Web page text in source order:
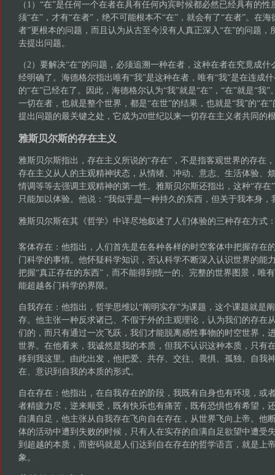
（1）“在”是任何一个在者在具有任何内宾时候都必然已经具有的
须“在”，才有“在者”，绝不可能根本不“在”，就会有了“在者”。在
者”更根本的问题，而且认为从古至今没有人真正深入“在”的问题，
去提出问题。
（2）要解决“在”的问题，必须追溯一种在者，这种在者在究竟成
经明确了。海德格尔指出唯有“我”是这种在者，唯有“我”是在连成
的“在”已经在了。因此，海德格尔认为“我”就是“在”，“在”就是“我”
一切在者，也就是整个世界，都是“在世”的结果，也就是“我”的“在
提出问题的最关键之处，它成为20世纪以来一切存在主义者共同的
雅斯贝尔斯的存在主义
雅斯贝尔斯指出，存在主义所说的“存在”，不是指客观世界的存在
存在主义从人的主观精神状态，从情绪、冲动、意志、生活体验、
情调等等去强调主观精神的第一性。雅斯贝尔斯还指出，这种“存在
只能加以体验。他说：“我似乎是一种持久的东西，但关于我本身，
雅斯贝尔斯在其《哲学》中详尽地叙述了人们体验的三种存在方式
客体存在：他指出，人们首先是在各种各样的时空客体中把握存在
门科学的事情。他怀疑科学知识，否认科学不断深入认识世界的能
把握“真正存在的东西”，而不能得到统一的、完整的世界图景，唯
能超越各门科学的界限。
自我存在：他指出，哲学思维以“阐明实存”为课题，这个课题就是
存。他主张一种反求诸已、不假于外的主观理论，认为我们的存在
们的，而只有通过一次飞跃，我们才能脱离感性事物的时空世界，
世界。在他看来，我诚然是我的本质，但我不认识这种本质，只有
移到我这里。由此出发，他把爱、共存、交往、畏惧、孤独、自我
在、意识到自我的本质的形式。
自在存在：他指出，在自我存在的阶段，我既有自身也有环境，或
者精疲力尽，逆来顺受，既有快乐也有痛苦，既有恐惧也有希望，
自满自足，他主张从自我存在飞向自在存在，从世界飞向上帝。他
体的活动中遭到失败的时候，只有人在实存的自满自足欲望中遭受
到超越的本质，而密码就是人们达到自在存在的哲学语言，就是上
象。